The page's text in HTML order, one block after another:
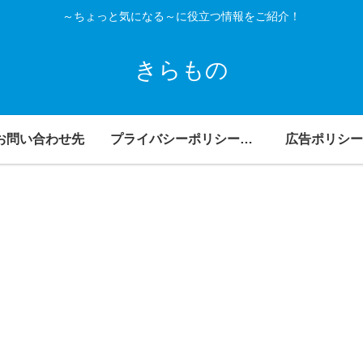
～ちょっと気になる～に役立つ情報をご紹介！
きらもの
問い合わせ先 プライバシーポリシー・免責事項 広告ポリシー